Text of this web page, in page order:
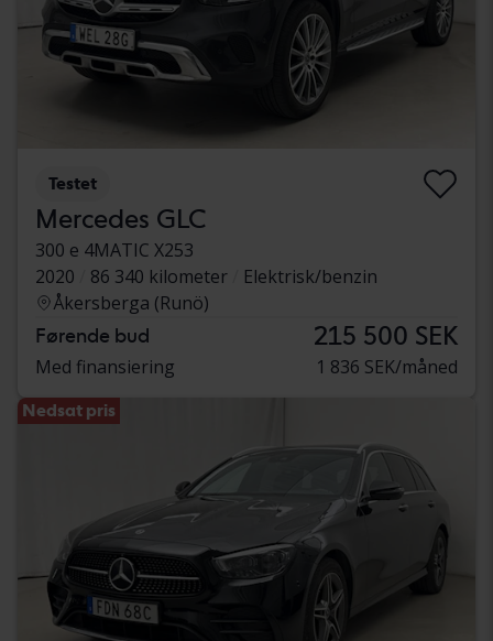
Testet
Mercedes GLC
300 e 4MATIC X253
2020
86 340 kilometer
Elektrisk/benzin
Åkersberga (Runö)
Førende bud 215 500 SEK
Med finansiering 1 836 SEK/måned
Nedsat pris